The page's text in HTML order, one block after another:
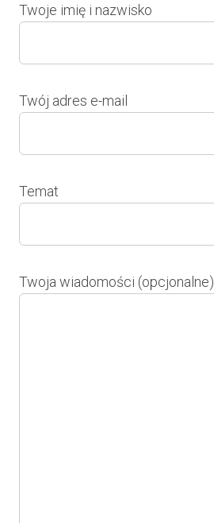
Twoje imię i nazwisko
Twój adres e-mail
Temat
Twoja wiadomości (opcjonalne)